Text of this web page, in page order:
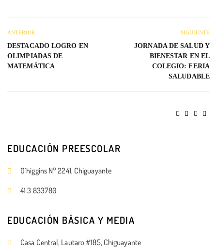
ANTERIOR
DESTACADO LOGRO EN
OLIMPIADAS DE
MATEMÁTICA
SIGUIENTE
JORNADA DE SALUD Y
BIENESTAR EN EL
COLEGIO: FERIA
SALUDABLE
EDUCACIÓN PREESCOLAR
O´higgins N° 2241, Chiguayante
41 3 833780
EDUCACIÓN BÁSICA Y MEDIA
Casa Central, Lautaro #185, Chiguayante